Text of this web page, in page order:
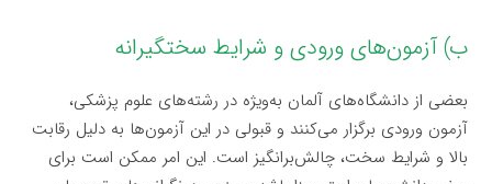
ب) آزمون‌های ورودی و شرایط سختگیرانه
بعضی از دانشگاه‌های آلمان به‌ویژه در رشته‌های علوم پزشکی،
آزمون ورودی برگزار می‌کنند و قبولی در این آزمون‌ها به دلیل رقابت
بالا و شرایط سخت، چالش‌برانگیز است. این امر ممکن است برای